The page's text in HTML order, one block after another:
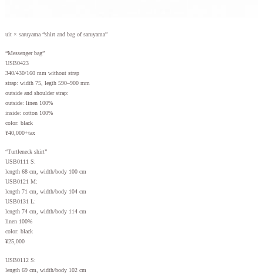
uit × saruyama “shirt and bag of saruyama”
“Messenger bag”
USB0423
340/430/160 mm without strap
strap: width 75, legth 590–900 mm
outside and shoulder strap:
outside: linen 100%
inside: cotton 100%
color: black
¥40,000+tax
“Turtleneck shirt”
USB0111 S:
length 68 cm, width/body 100 cm
USB0121 M:
length 71 cm, width/body 104 cm
USB0131 L:
length 74 cm, width/body 114 cm
linen 100%
color: black
¥25,000
USB0112 S:
length 69 cm, width/body 102 cm